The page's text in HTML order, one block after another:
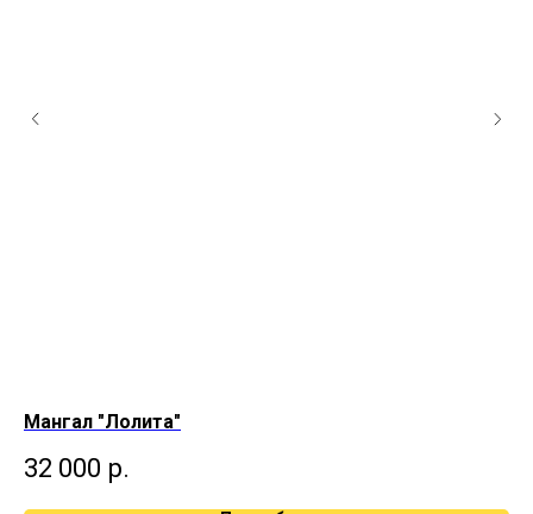
Мангал "Лолита"
32 000 р.